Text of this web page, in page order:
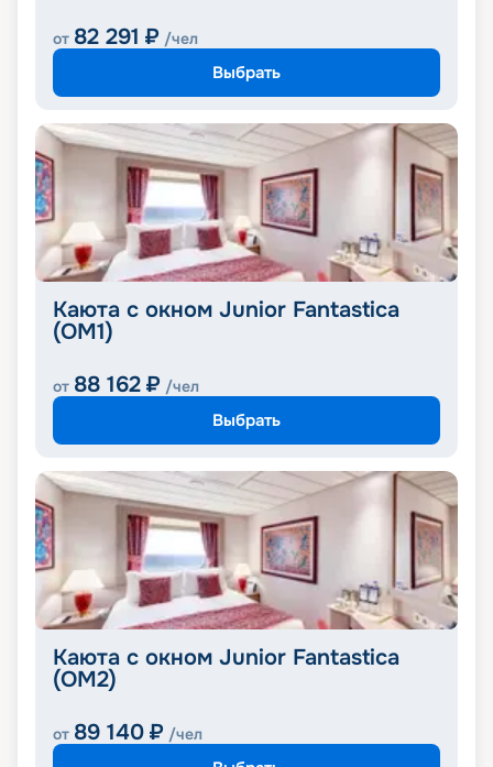
от 82 291 ₽ /чел
Выбрать
Каюта с окном Junior Fantastica
(OM1)
от 88 162 ₽ /чел
Выбрать
Каюта с окном Junior Fantastica
(OM2)
от 89 140 ₽ /чел